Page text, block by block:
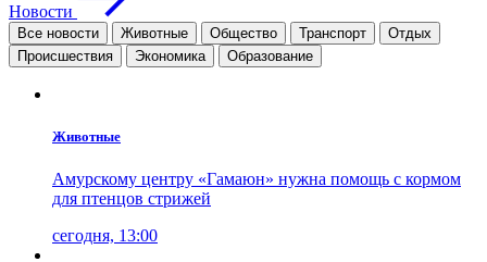
Новости
Все новости Животные Общество Транспорт
Отдых
Проиcшествия
Экономика Образование
Животные
Амурскому центру «Гамаюн» нужна помощь с кормом
для птенцов стрижей
сегодня, 13:00